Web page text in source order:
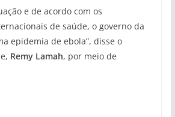
e de acordo com os
de saúde, o governo da
epidemia de ebola”, disse o
Remy Lamah, por meio de